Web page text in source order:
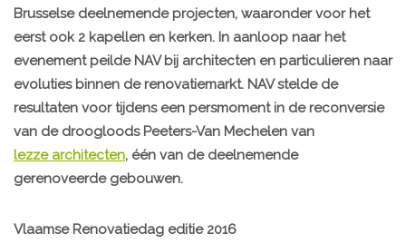
Brusselse deelnemende projecten, waaronder voor het
eerst ook 2 kapellen en kerken. In aanloop naar het
evenement peilde NAV bij architecten en particulieren naar
evoluties binnen de renovatiemarkt. NAV stelde de
resultaten voor tijdens een persmoment in de reconversie
van de droogloods Peeters-Van Mechelen van
lezze architecten, één van de deelnemende
gerenoveerde gebouwen.
Vlaamse Renovatiedag editie 2016